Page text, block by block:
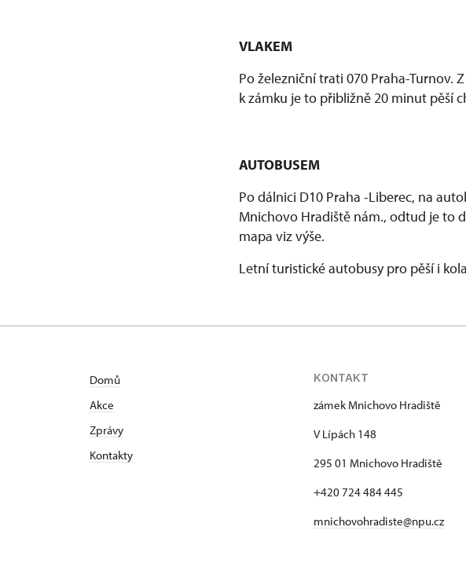
VLAKEM
Po železniční trati 070 Praha-Turnov.
k zámku je to přibližně 20 minut pěší
AUTOBUSEM
Po dálnici D10 Praha -Liberec, na
Mnichovo Hradiště nám., odtud je to
mapa viz výše.
Letní turistické autobusy pro pěší i
Domů
Akce
Zprávy
Kontakty
KONTAKT
zámek Mnichovo Hradiště
V Lípách 148
295 01 Mnichovo Hradiště
+420 724 484 445
mnichovohradiste@npu.cz